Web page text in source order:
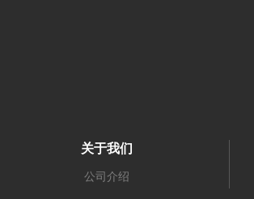
关于我们
公司介绍